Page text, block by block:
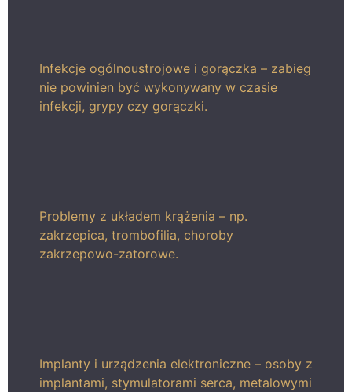
Infekcje ogólnoustrojowe i gorączka – zabieg
nie powinien być wykonywany w czasie
infekcji, grypy czy gorączki.
Problemy z układem krążenia – np.
zakrzepica, trombofilia, choroby
zakrzepowo-zatorowe.
Implanty i urządzenia elektroniczne – osoby z
implantami, stymulatorami serca, metalowymi